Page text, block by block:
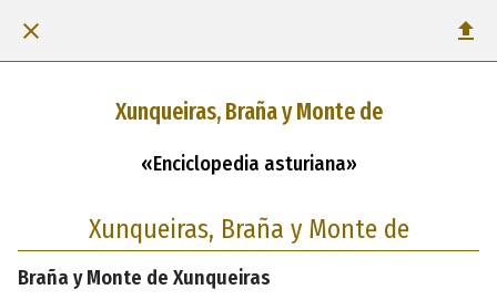
Xunqueiras, Braña y Monte de
«Enciclopedia asturiana»
Xunqueiras, Braña y Monte de
Braña y Monte de Xunqueiras